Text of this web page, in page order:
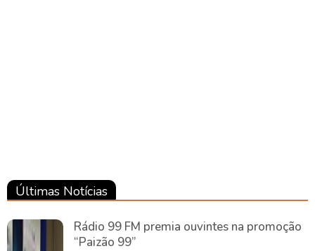
Últimas Notícias
Rádio 99 FM premia ouvintes na promoção
“Paizão 99”